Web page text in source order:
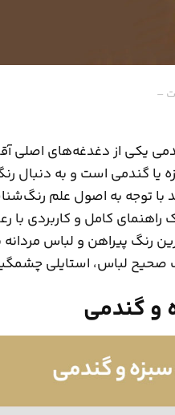
–
یکی از دغدغه‌های اصلی
گندمی است و به دنبال
با توجه به اصول علم
کامل و کاربردی با
رنگ پیراهن و لباس
صحیح لباس، استایلی
و گندمی